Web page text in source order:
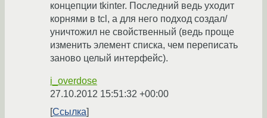
концепции tkinter. Последний ведь уходит
корнями в tcl, а для него подход создал/
уничтожил не свойственный (ведь проще
изменить элемент списка, чем переписать
заново целый интерфейс).
i_overdose
27.10.2012 15:51:32 +00:00
Ссылка